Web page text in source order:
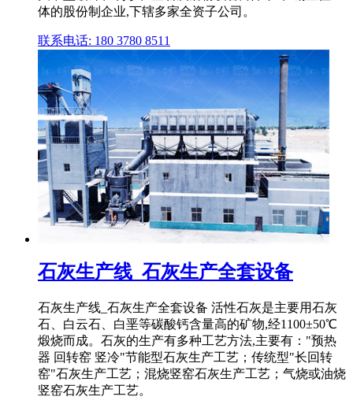
体的股份制企业,下辖多家全资子公司。
联系电话: 180 3780 8511
石灰生产线_石灰生产全套设备
石灰生产线_石灰生产全套设备 活性石灰是主要用石灰
石、白云石、白垩等碳酸钙含量高的矿物,经1100±50℃
煅烧而成。石灰的生产有多种工艺方法,主要有："预热
器 回转窑 竖冷"节能型石灰生产工艺；传统型"长回转
窑"石灰生产工艺；混烧竖窑石灰生产工艺；气烧或油烧
竖窑石灰生产工艺。